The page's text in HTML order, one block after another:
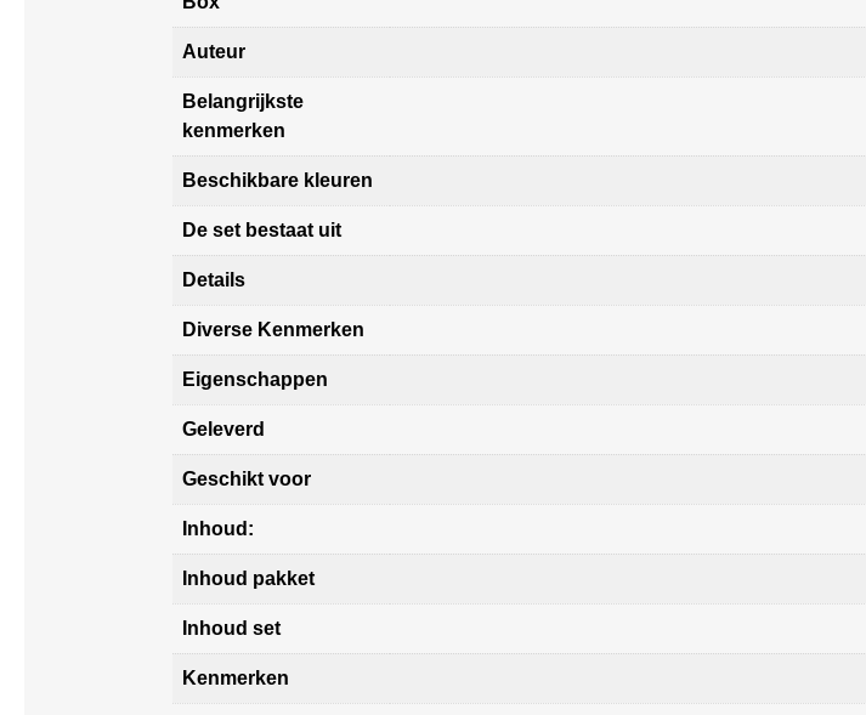
Auteur
Belangrijkste
kenmerken
Beschikbare kleuren
De set bestaat uit
Details
Diverse Kenmerken
Eigenschappen
Geleverd
Geschikt voor
Inhoud:
Inhoud pakket
Inhoud set
Kenmerken